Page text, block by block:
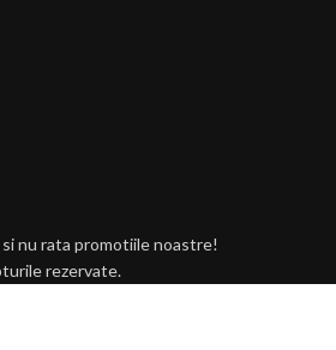
nu rata promotiile noastre!
rezervate.